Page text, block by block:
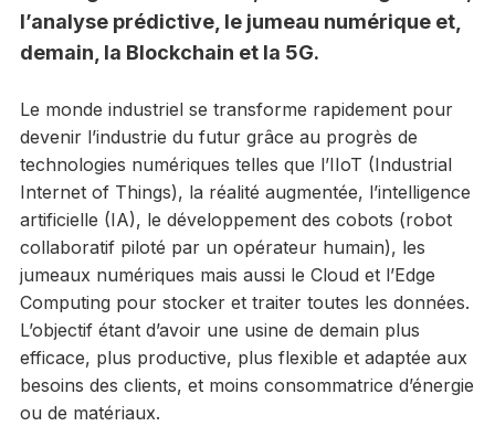
l’analyse prédictive, le jumeau numérique et,
demain, la Blockchain et la 5G.
Le monde industriel se transforme rapidement pour
devenir l’industrie du futur grâce au progrès de
technologies numériques telles que l’IIoT (Industrial
Internet of Things), la réalité augmentée, l’intelligence
artificielle (IA), le développement des cobots (robot
collaboratif piloté par un opérateur humain), les
jumeaux numériques mais aussi le Cloud et l’Edge
Computing pour stocker et traiter toutes les données.
L’objectif étant d’avoir une usine de demain plus
efficace, plus productive, plus flexible et adaptée aux
besoins des clients, et moins consommatrice d’énergie
ou de matériaux.